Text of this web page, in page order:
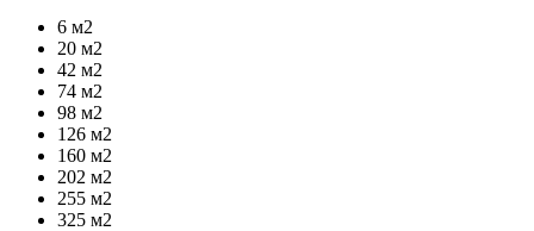
6 м2
20 м2
42 м2
74 м2
98 м2
126 м2
160 м2
202 м2
255 м2
325 м2